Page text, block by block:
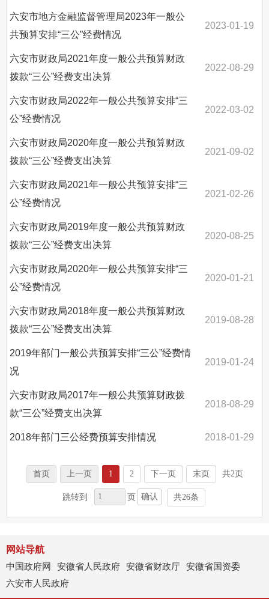
六安市地方金融监督管理局2023年一般公
共预算安排“三公”经费情况
2023-01-19
六安市财政局2021年度一般公共预算财政
拨款“三公”经费支出决算
2022-08-29
六安市财政局2022年一般公共预算安排“三
公”经费情况
2022-03-02
六安市财政局2020年度一般公共预算财政
拨款“三公”经费支出决算
2021-09-02
六安市财政局2021年一般公共预算安排“三
公”经费情况
2021-02-26
六安市财政局2019年度一般公共预算财政
拨款“三公”经费支出决算
2020-08-25
六安市财政局2020年一般公共预算安排“三
公”经费情况
2020-01-21
六安市财政局2018年度一般公共预算财政
拨款“三公”经费支出决算
2019-08-28
2019年部门一般公共预算安排“三公”经费情
况
2019-01-24
六安市财政局2017年一般公共预算财政拨
款“三公”经费支出决算
2018-08-29
2018年部门三公经费预算安排情况 2018-01-29
首页 上一页 1 2 下一页 末页 共2页
跳转到 页 确认 共26条
网站导航
中国政府网
安徽省人民政府 安徽省财政厅 安徽省国资委
六安市人民政府